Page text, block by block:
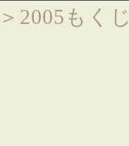
＞ 2005もくじ